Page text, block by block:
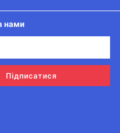
нами
Підписатися